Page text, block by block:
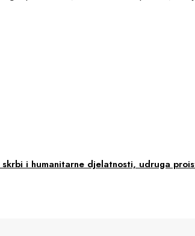
i humanitarne djelatnosti, udruga